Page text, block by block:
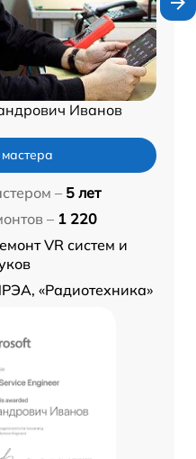
Иванов
– 5 лет
– 1 220
VR систем и
«Радиотехника»